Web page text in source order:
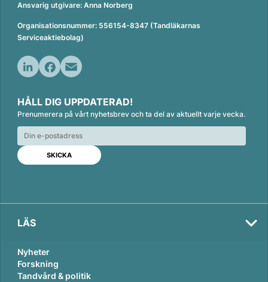
Ansvarig utgivare: Anna Norberg
Organisationsnummer: 556154-8347 (Tandläkarnas
Serviceaktiebolag)
n
k
e
d
n
c
e
b
o
o
k
a
i
l
HÅLL DIG UPPDATERAD!
Prenumerera på vårt nyhetsbrev och ta del av aktuellt varje vecka.
LÄS
Nyheter
Forskning
Tandvård & politik